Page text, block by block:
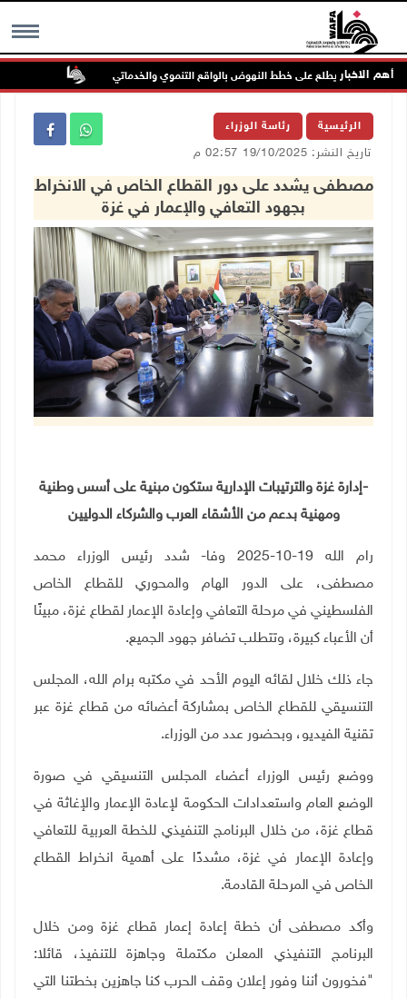
MENU أهم الاخبار
نابلس ويطلع على خطط النهوض بالواقع التنموي والخدماتي
الرئيسية رئاسة الوزراء
تاريخ النشر: 19/10/2025 02:57 م
مصطفى يشدد على دور القطاع الخاص في الانخراط
بجهود التعافي والإعمار في غزة
-إدارة غزة والترتيبات الإدارية ستكون مبنية على أسس وطنية
ومهنية بدعم من الأشقاء العرب والشركاء الدوليين
رام الله 19-10-2025 وفا- شدد رئيس الوزراء محمد
مصطفى، على الدور الهام والمحوري للقطاع الخاص
الفلسطيني في مرحلة التعافي وإعادة الإعمار لقطاع غزة، مبينًا
أن الأعباء كبيرة، وتتطلب تضافر جهود الجميع.
جاء ذلك خلال لقائه اليوم الأحد في مكتبه برام الله، المجلس
التنسيقي للقطاع الخاص بمشاركة أعضائه من قطاع غزة عبر
تقنية الفيديو، وبحضور عدد من الوزراء.
ووضع رئيس الوزراء أعضاء المجلس التنسيقي في صورة
الوضع العام واستعدادات الحكومة لإعادة الإعمار والإغاثة في
قطاع غزة، من خلال البرنامج التنفيذي للخطة العربية للتعافي
وإعادة الإعمار في غزة، مشددًا على أهمية انخراط القطاع
الخاص في المرحلة القادمة.
وأكد مصطفى أن خطة إعادة إعمار قطاع غزة ومن خلال
البرنامج التنفيذي المعلن مكتملة وجاهزة للتنفيذ، قائلا:
"فخورون أننا وفور إعلان وقف الحرب كنا جاهزين بخطتنا التي